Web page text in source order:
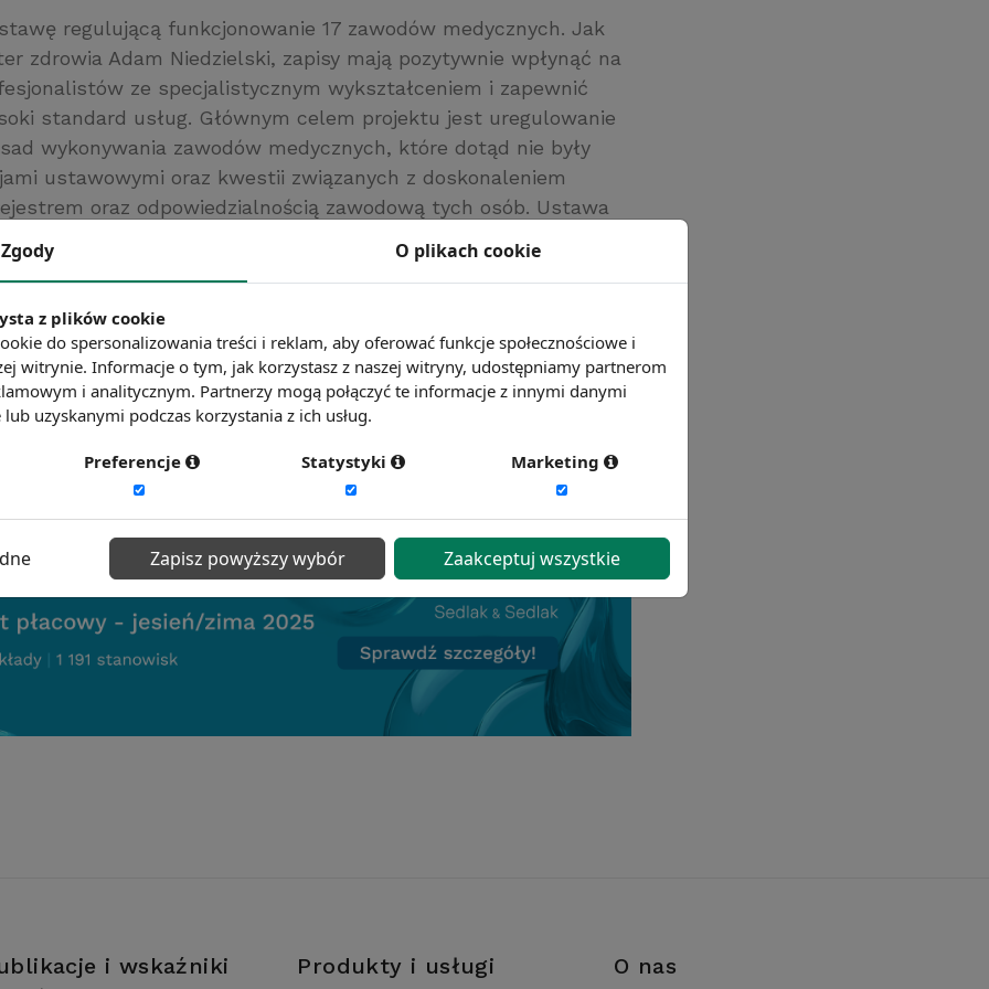
regulującą funkcjonowanie 17 zawodów medycznych. Jak
zdrowia Adam Niedzielski, zapisy mają pozytywnie wpłynąć na
ze specjalistycznym wykształceniem i zapewnić
standard usług. Głównym celem projektu jest uregulowanie
wykonywania zawodów medycznych, które dotąd nie były
ustawowymi oraz kwestii związanych z doskonaleniem
oraz odpowiedzialnością zawodową tych osób. Ustawa
higienistka stomatologiczna, logopeda, masażysta, opiekun
technik farmaceutyczny, technik ortopeda, technik
oraz terapeuta zajęciowy.
więcej?Zobacz więcej wiadomości
i wskaźniki Produkty i usługi O nas
Zgody O plikach cookie
z plików cookie
do spersonalizowania treści i reklam, aby oferować funkcje społecznościowe i
witrynie. Informacje o tym, jak korzystasz z naszej witryny, udostępniamy partnerom
i analitycznym. Partnerzy mogą połączyć te informacje z innymi danymi
uzyskanymi podczas korzystania z ich usług.
Preferencje Statystyki Marketing
Zapisz powyższy wybór Zaakceptuj wszystkie